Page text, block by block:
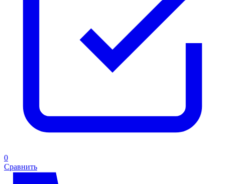
0
Сравнить